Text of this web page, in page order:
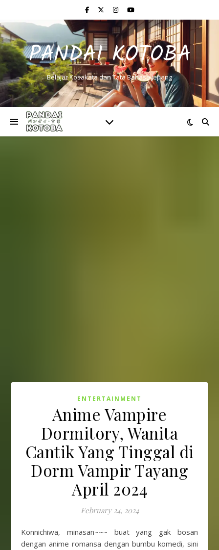
PANDAI KOTOBA
Belajar Kosakata dan Tata Bahasa Jepang
ENTERTAINMENT
Anime Vampire
Dormitory, Wanita
Cantik Yang Tinggal di
Dorm Vampir Tayang
April 2024
February 24, 2024
Konnichiwa, minasan~~~ buat yang gak bosan
dengan anime romansa dengan bumbu komedi, sini